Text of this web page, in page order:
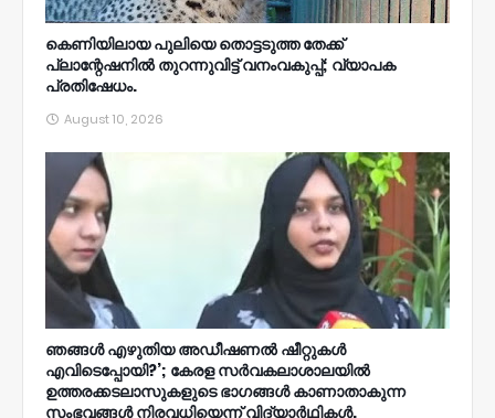
കെണിയിലായ പുലിയെ തൊട്ടടുത്ത തേക്ക്‌
പ്ലാന്റേഷനിൽ തുറന്നുവിട്ട്‌ വനംവകുപ്പ്; വ്യാപക
പ്രതിഷേധം.
August 10, 2026
ഞങ്ങള്‍ എഴുതിയ അഡീഷണല്‍ ഷീറ്റുകള്‍
എവിടെപ്പോയി?’; കേരള സര്‍വകലാശാലയില്‍
ഉത്തരക്കടലാസുകളുടെ ഭാഗങ്ങള്‍ കാണാതാകുന്ന
സംഭവങ്ങള്‍ നിരവധിയെന്ന് വിദ്യാര്‍ഥികള്‍.